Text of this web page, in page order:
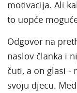
motivacija. Ali
to uopće
Odgovor na
naslov članka i
čuti, a on glasi -
svoju djecu.